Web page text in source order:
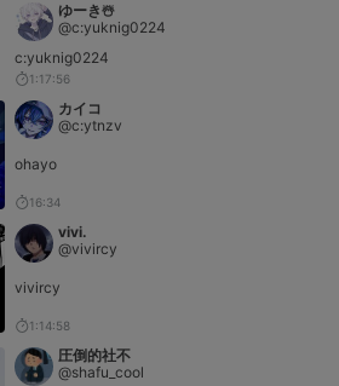
ゆーき☃️
@c:yuknig0224
c:yuknig0224
1:17:56
カイコ
@c:ytnzv
ohayo
16:34
vivi.
@vivircy
vivircy
1:14:58
圧倒的社不
@shafu_cool